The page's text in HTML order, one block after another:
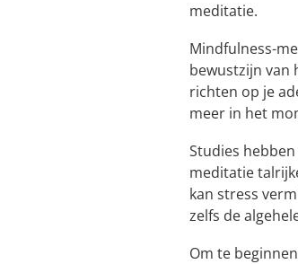
meditatie.
Mindfulness-
bewustzijn van
richten op je
meer in het
Studies
meditatie
kan stress
zelfs de
Om te